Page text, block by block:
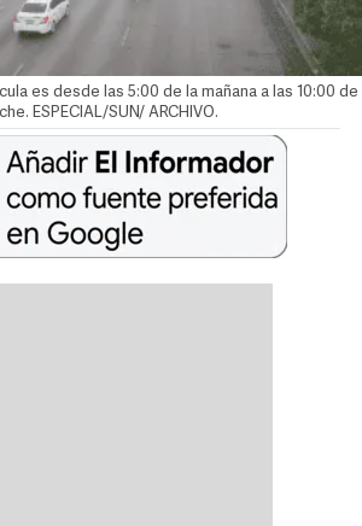
es desde las 5:00 de la mañana a las 10:00 de
ESPECIAL/SUN/ ARCHIVO.